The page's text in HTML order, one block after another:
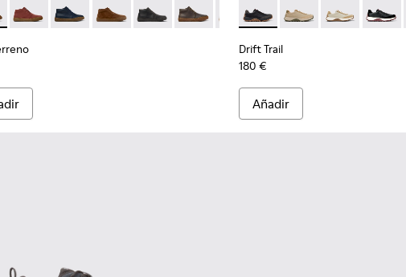
para hombre.
de piel verdes para hombre.
007 001
- K300467-007 - Botines de nobuk marrones para hombre.
Peu Terreno - K300467-014
Peu Terreno - K300467-013
Peu Terreno - K300467-012
Peu Terreno - K300467-009
Peu Terreno - K300467-008
Peu Terreno - K300467-006
Peu Terreno - K300467-
Drift Trail - K100928-025 -
Drift Trail -Drift Trail -
Drift
Drift Trail
180 €
Añadir